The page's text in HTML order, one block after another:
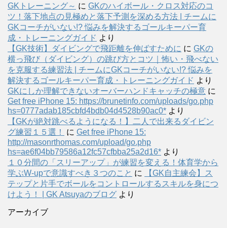
GKトレーニング～ に GKのハイボール・クロス対応のコ
ツ！落下地点の見極めと落下予測を深める方法 | チームに
GKコーチがいない!? 悩みを解決するゴールキーパー育
成・トレーニングガイド より
【GK技術】ダイビングで飛距離を伸ばすために に GKの
横っ飛び（ダイビング）の跳び方とコツ｜怖い・飛べない
を克服する練習法 | チームにGKコーチがいない!? 悩みを
解決するゴールキーパー育成・トレーニングガイド より
GKにしか理解できないオーバーハンドキャッチの極意 に
Get free iPhone 15: https://brunetinfo.com/uploads/go.php
hs=0777adab185cbfd4bdb04d4528b90ac0* より
【GKが絶対跳べるようになる！】二人で出来るダイビン
グ練習１５選！
に Get free iPhone 15:
http://masonrthomas.com/upload/go.php
hs=ae6f04bb79586a12fc57cfbba25a2d16* より
１０分間の「スリーアップ」が練習を変える！体育学から
学ぶW-upで意識すべき３つのこと に
【GK自主練会】ス
テップと片手でボールをコントロールするスキルを身につ
けよう！ | GK Atsuyaのブログ より
アーカイブ